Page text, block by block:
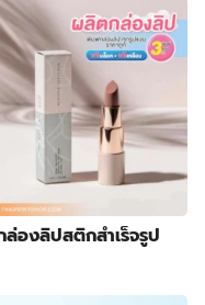
ล่องลิปสติกสําเร็จรูป